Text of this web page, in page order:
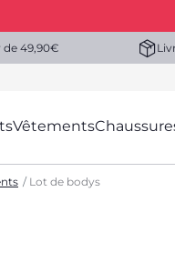
de 49,90€
Vêtements
Lot de bodys